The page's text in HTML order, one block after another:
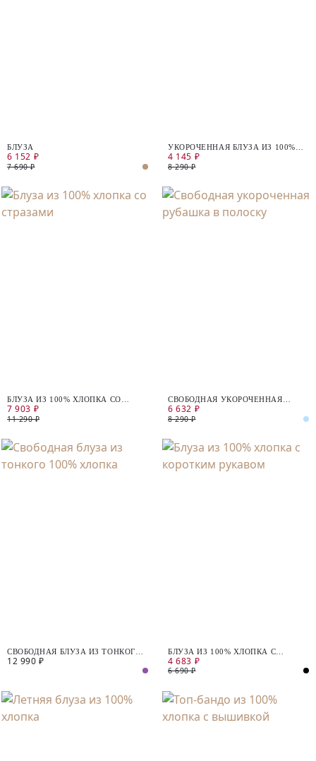
БЛУЗА
6 152 ₽
7 690 ₽
УКОРОЧЕННАЯ БЛУЗА ИЗ 100%
ХЛОПКА
4 145 ₽
8 290 ₽
БЛУЗА ИЗ 100% ХЛОПКА СО
СТРАЗАМИ
7 903 ₽
11 290 ₽
СВОБОДНАЯ УКОРОЧЕННАЯ
РУБАШКА В ПОЛОСКУ
6 632 ₽
8 290 ₽
СВОБОДНАЯ БЛУЗА ИЗ ТОНКОГО
100% ХЛОПКА
12 990 ₽
БЛУЗА ИЗ 100% ХЛОПКА С
КОРОТКИМ РУКАВОМ
4 683 ₽
6 690 ₽